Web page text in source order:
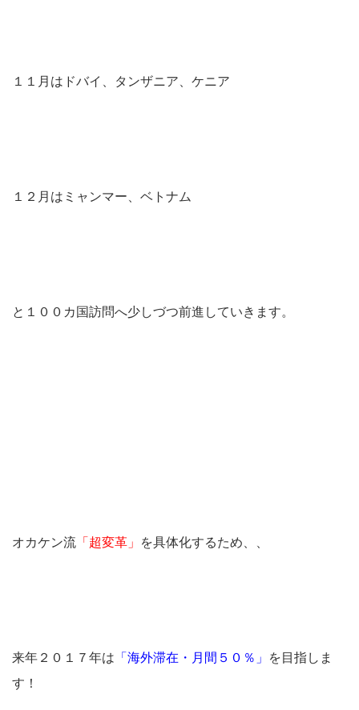
１１月はドバイ、タンザニア、ケニア
１２月はミャンマー、ベトナム
と１００カ国訪問へ少しづつ前進していきます。
オカケン流 「超変革」 を具体化するため、、
来年２０１７年は 「海外滞在・月間５０％」 を目指しま
す！